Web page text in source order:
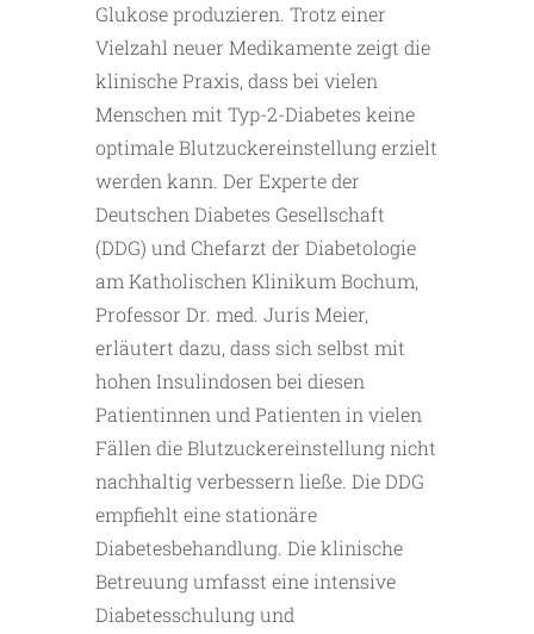
Glukose produzieren. Trotz einer
Vielzahl neuer Medikamente zeigt die
klinische Praxis, dass bei vielen
Menschen mit Typ-2-Diabetes keine
optimale Blutzuckereinstellung erzielt
werden kann. Der Experte der
Deutschen Diabetes Gesellschaft
(DDG) und Chefarzt der Diabetologie
am Katholischen Klinikum Bochum,
Professor Dr. med. Juris Meier,
erläutert dazu, dass sich selbst mit
hohen Insulindosen bei diesen
Patientinnen und Patienten in vielen
Fällen die Blutzuckereinstellung nicht
nachhaltig verbessern ließe. Die DDG
empfiehlt eine stationäre
Diabetesbehandlung. Die klinische
Betreuung umfasst eine intensive
Diabetesschulung und